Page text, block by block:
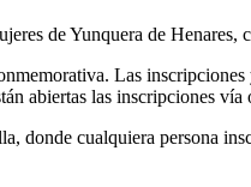
de Yunquera de
Las
abiertas las inscripciones
donde cualquiera persona